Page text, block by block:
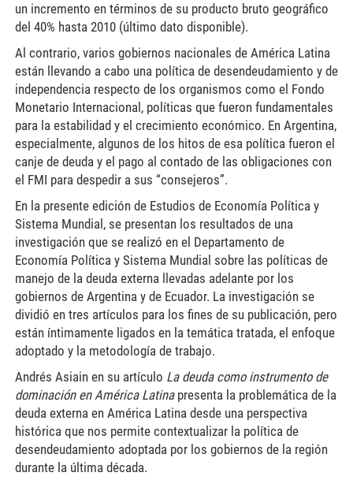
un incremento en términos de su producto bruto geográfico
del 40% hasta 2010 (último dato disponible).
Al contrario, varios gobiernos nacionales de América Latina
están llevando a cabo una política de desendeudamiento y de
independencia respecto de los organismos como el Fondo
Monetario Internacional, políticas que fueron fundamentales
para la estabilidad y el crecimiento económico. En Argentina,
especialmente, algunos de los hitos de esa política fueron el
canje de deuda y el pago al contado de las obligaciones con
el FMI para despedir a sus “consejeros”.
En la presente edición de Estudios de Economía Política y
Sistema Mundial, se presentan los resultados de una
investigación que se realizó en el Departamento de
Economía Política y Sistema Mundial sobre las políticas de
manejo de la deuda externa llevadas adelante por los
gobiernos de Argentina y de Ecuador. La investigación se
dividió en tres artículos para los fines de su publicación, pero
están íntimamente ligados en la temática tratada, el enfoque
adoptado y la metodología de trabajo.
Andrés Asiain en su artículo La deuda como instrumento de
dominación en América Latinapresenta la problemática de la
deuda externa en América Latina desde una perspectiva
histórica que nos permite contextualizar la política de
desendeudamiento adoptada por los gobiernos de la región
durante la última década.